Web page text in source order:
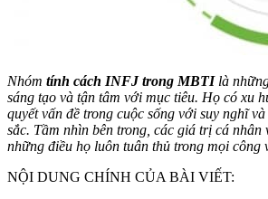
Nhóm tính cách INFJ trong MBTIlà
sáng tạo và tận tâm với mục tiêu. Họ có xu
quyết vấn đề trong cuộc sống với suy nghĩ
sắc. Tầm nhìn bên trong, các giá trị cá nhân
những điều họ luôn tuân thủ trong mọi công
NỘI DUNG CHÍNH CỦA BÀI VIẾT: